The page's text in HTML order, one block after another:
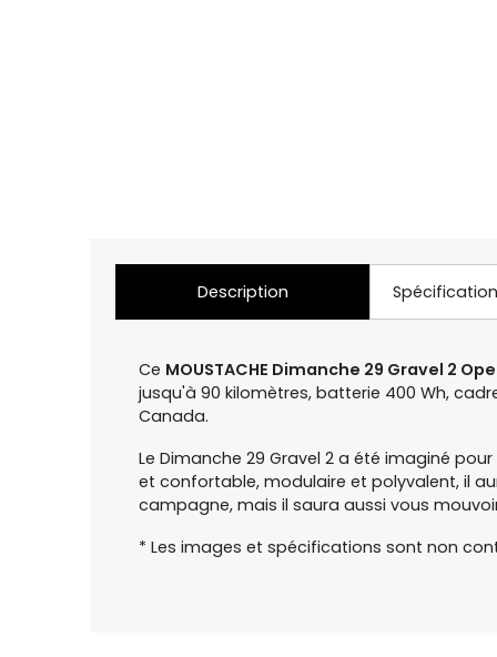
Description
Ce MOUSTACHE Dimanche 29 Gravel 2
jusqu'à 90 kilomètres, batterie 400 Wh,
Canada.
Le Dimanche 29 Gravel 2 a été imaginé
et confortable, modulaire et polyvalent, il
campagne, mais il saura aussi vous
* Les images et spécifications sont non